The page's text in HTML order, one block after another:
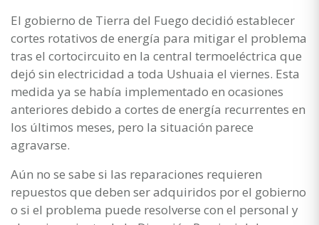
El gobierno de Tierra del Fuego decidió establecer
cortes rotativos de energía para mitigar el problema
tras el cortocircuito en la central termoeléctrica que
dejó sin electricidad a toda Ushuaia el viernes. Esta
medida ya se había implementado en ocasiones
anteriores debido a cortes de energía recurrentes en
los últimos meses, pero la situación parece
agravarse.
Aún no se sabe si las reparaciones requieren
repuestos que deben ser adquiridos por el gobierno
o si el problema puede resolverse con el personal y